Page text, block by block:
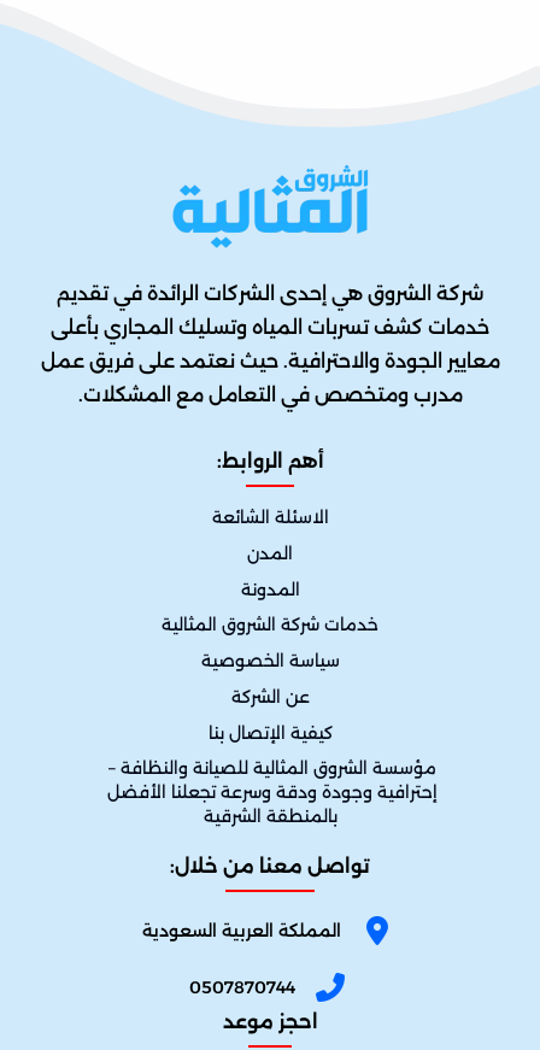
شركة الشروق هي إحدى الشركات الرائدة في تقديم
خدمات كشف تسربات المياه وتسليك المجاري بأعلى
معايير الجودة والاحترافية. حيث نعتمد على فريق عمل
مدرب ومتخصص في التعامل مع المشكلات.
أهم الروابط:
الاسئلة الشائعة
المدن
المدونة
خدمات شركة الشروق المثالية
سياسة الخصوصية
عن الشركة
كيفية الإتصال بنا
بالمنطقة الشرقية
تواصل معنا من خلال:
المملكة العربية السعودية
0507870744
احجز موعد